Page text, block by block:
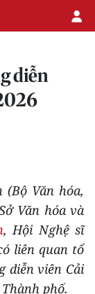
diễn
(Bộ Văn hóa,
Văn hóa và
, Hội Nghệ sĩ
liên quan tổ
diễn viên Cải
phố.